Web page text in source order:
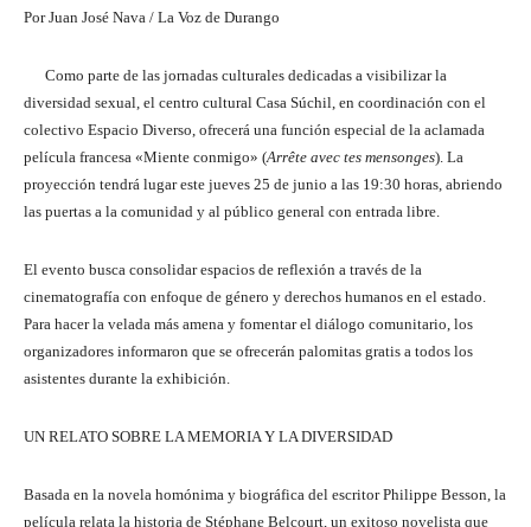
Por Juan José Nava / La Voz de Durango
Como parte de las jornadas culturales dedicadas a visibilizar la
diversidad sexual, el centro cultural Casa Súchil, en coordinación con el
colectivo Espacio Diverso, ofrecerá una función especial de la aclamada
película francesa «Miente conmigo» (Arrête avec tes mensonges). La
proyección tendrá lugar este jueves 25 de junio a las 19:30 horas, abriendo
las puertas a la comunidad y al público general con entrada libre.
El evento busca consolidar espacios de reflexión a través de la
cinematografía con enfoque de género y derechos humanos en el estado.
Para hacer la velada más amena y fomentar el diálogo comunitario, los
organizadores informaron que se ofrecerán palomitas gratis a todos los
asistentes durante la exhibición.
UN RELATO SOBRE LA MEMORIA Y LA DIVERSIDAD
Basada en la novela homónima y biográfica del escritor Philippe Besson, la
película relata la historia de Stéphane Belcourt, un exitoso novelista que